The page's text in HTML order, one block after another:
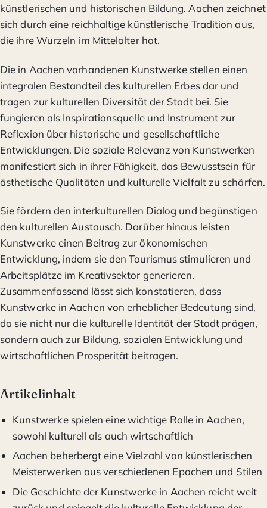
künstlerischen und historischen Bildung. Aachen zeichnet
sich durch eine reichhaltige künstlerische Tradition aus,
die ihre Wurzeln im Mittelalter hat.
Die in Aachen vorhandenen Kunstwerke stellen einen
integralen Bestandteil des kulturellen Erbes dar und
tragen zur kulturellen Diversität der Stadt bei. Sie
fungieren als Inspirationsquelle und Instrument zur
Reflexion über historische und gesellschaftliche
Entwicklungen. Die soziale Relevanz von Kunstwerken
manifestiert sich in ihrer Fähigkeit, das Bewusstsein für
ästhetische Qualitäten und kulturelle Vielfalt zu schärfen.
Sie fördern den interkulturellen Dialog und begünstigen
den kulturellen Austausch. Darüber hinaus leisten
Kunstwerke einen Beitrag zur ökonomischen
Entwicklung, indem sie den Tourismus stimulieren und
Arbeitsplätze im Kreativsektor generieren.
Zusammenfassend lässt sich konstatieren, dass
Kunstwerke in Aachen von erheblicher Bedeutung sind,
da sie nicht nur die kulturelle Identität der Stadt prägen,
sondern auch zur Bildung, sozialen Entwicklung und
wirtschaftlichen Prosperität beitragen.
Artikelinhalt
Kunstwerke spielen eine wichtige Rolle in Aachen,
sowohl kulturell als auch wirtschaftlich
Aachen beherbergt eine Vielzahl von künstlerischen
Meisterwerken aus verschiedenen Epochen und Stilen
Die Geschichte der Kunstwerke in Aachen reicht weit